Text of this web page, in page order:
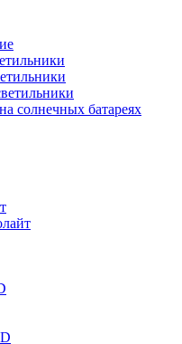
солнечных батареях